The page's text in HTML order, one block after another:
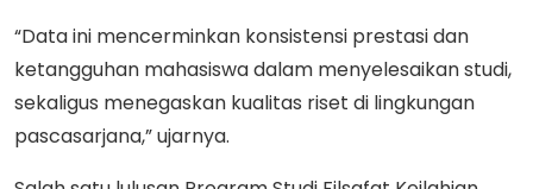
“Data ini mencerminkan konsistensi prestasi dan
ketangguhan mahasiswa dalam menyelesaikan studi,
sekaligus menegaskan kualitas riset di lingkungan
pascasarjana,” ujarnya.